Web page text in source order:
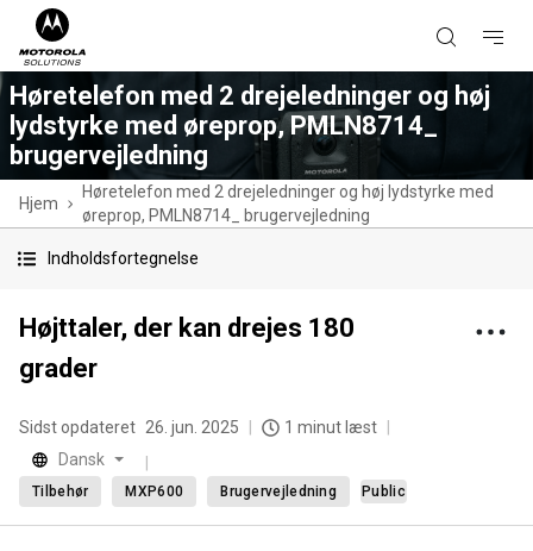
Høretelefon med 2 drejeledninger og høj
lydstyrke med øreprop, PMLN8714_
brugervejledning
Hjem
Høretelefon med 2 drejeledninger og høj lydstyrke med
øreprop, PMLN8714_ brugervejledning
Indholdsfortegnelse
Højttaler, der kan drejes 180
grader
Sidst opdateret 26. jun. 2025
1 minut læst
Dansk
Tilbehør MXP600 Brugervejledning Public